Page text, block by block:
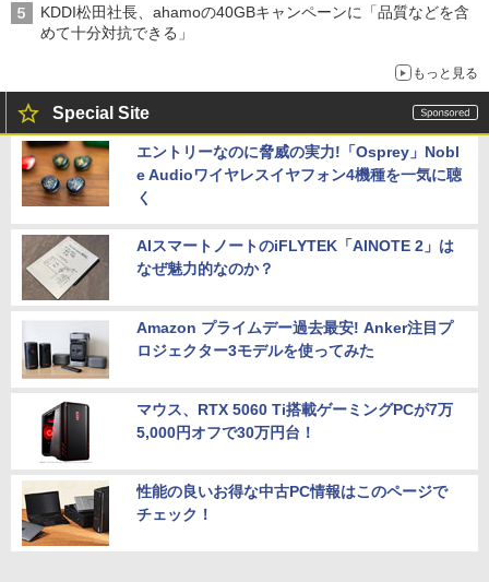
KDDI松田社長、ahamoの40GBキャンペーンに「品質などを含
めて十分対抗できる」
もっと見る
Special Site
エントリーなのに脅威の実力!「Osprey」Nobl
e Audioワイヤレスイヤフォン4機種を一気に聴
く
AIスマートノートのiFLYTEK「AINOTE 2」は
なぜ魅力的なのか？
Amazon プライムデー過去最安! Anker注目プ
ロジェクター3モデルを使ってみた
マウス、RTX 5060 Ti搭載ゲーミングPCが7万
5,000円オフで30万円台！
性能の良いお得な中古PC情報はこのページで
チェック！